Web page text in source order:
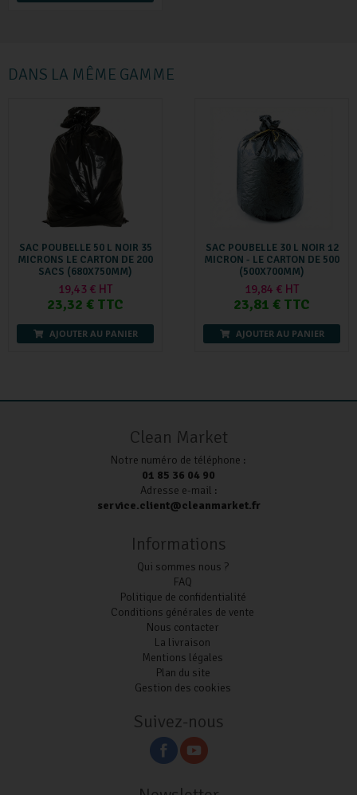
DANS LA MÊME GAMME
SAC POUBELLE 50 L NOIR 35
MICRONS LE CARTON DE 200
SACS (680X750MM)
19,43 € HT
23,32 € TTC
AJOUTER AU PANIER
SAC POUBELLE 30 L NOIR 12
MICRON - LE CARTON DE 500
(500X700MM)
19,84 € HT
23,81 € TTC
AJOUTER AU PANIER
Clean Market
Notre numéro de téléphone :
01 85 36 04 90
Adresse e-mail :
service.client@cleanmarket.fr
Informations
Qui sommes nous ?
FAQ
Politique de confidentialité
Conditions générales de vente
Nous contacter
La livraison
Mentions légales
Plan du site
Gestion des cookies
Suivez-nous